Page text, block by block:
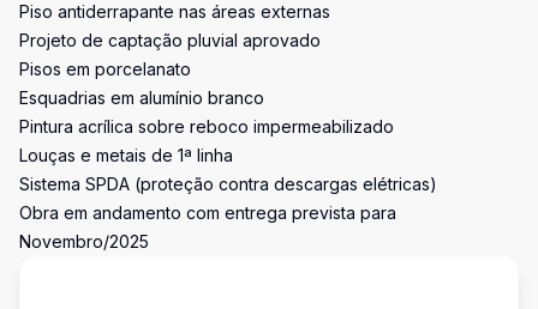
Piso antiderrapante nas áreas externas
Projeto de captação pluvial aprovado
Pisos em porcelanato
Esquadrias em alumínio branco
Pintura acrílica sobre reboco impermeabilizado
Louças e metais de 1ª linha
Sistema SPDA (proteção contra descargas elétricas)
Obra em andamento com entrega prevista para
Novembro/2025